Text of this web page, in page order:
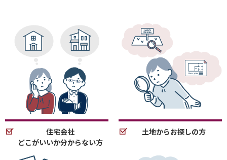
住宅会社
どこがいいか分からない方
土地からお探しの方